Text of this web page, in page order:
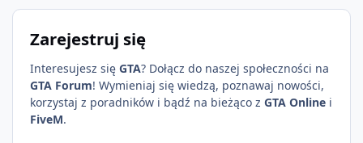
Zarejestruj się
Interesujesz się GTA? Dołącz do naszej społeczności na
GTA Forum! Wymieniaj się wiedzą, poznawaj nowości,
korzystaj z poradników i bądź na bieżąco z GTA Online i
FiveM.